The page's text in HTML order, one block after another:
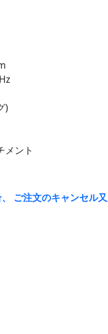
)
メント
ご注文のキャンセル